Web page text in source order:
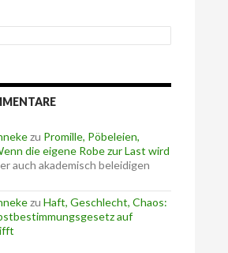
zu Promille, Pöbeleien,
die eigene Robe zur Last wird
auch akademisch beleidigen
zu Haft, Geschlecht, Chaos:
auf